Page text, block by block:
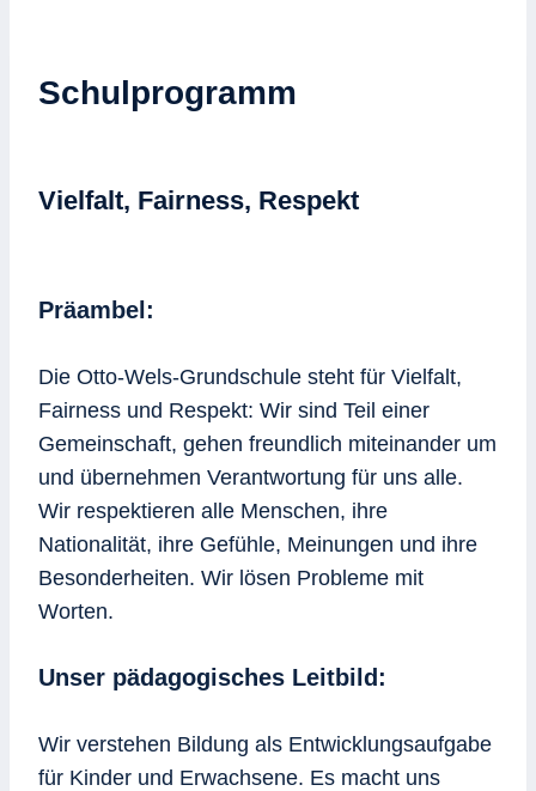
Schulprogramm
Vielfalt, Fairness, Respekt
Präambel:
Die Otto-Wels-Grundschule steht für Vielfalt,
Fairness und Respekt: Wir sind Teil einer
Gemeinschaft, gehen freundlich miteinander um
und übernehmen Verantwortung für uns alle.
Wir respektieren alle Menschen, ihre
Nationalität, ihre Gefühle, Meinungen und ihre
Besonderheiten. Wir lösen Probleme mit
Worten.
Unser pädagogisches Leitbild :
Wir verstehen Bildung als Entwicklungsaufgabe
für Kinder und Erwachsene. Es macht uns